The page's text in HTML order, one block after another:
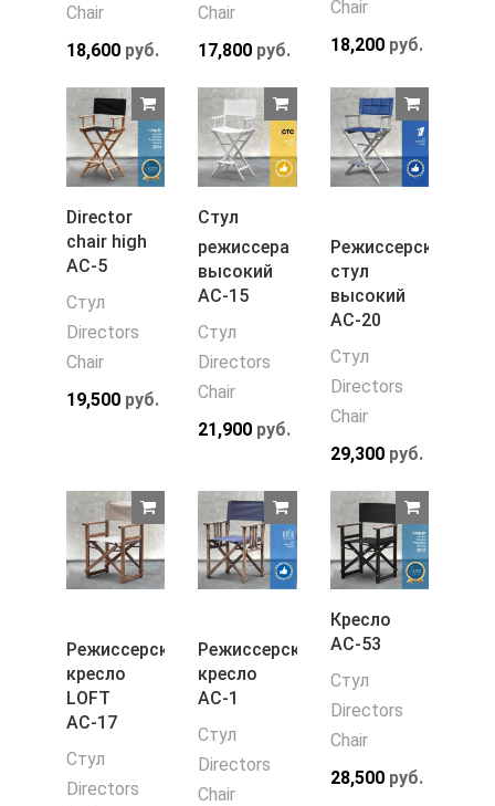
Chair
18,600 руб.
Chair
17,800 руб.
Chair
18,200руб.
Director
chair high
АС-5
Стул
Directors
Chair
19,500 руб.
Стул
режиссера
высокий
АС-15
Стул
Directors
Chair
21,900 руб.
Режиссерский
стул
высокий
АС-20
Стул
Directors
Chair
29,300руб.
Режиссерское
кресло
LOFT
АС-17
Стул
Directors
Режиссерское
кресло
АС-1
Стул
Directors
Chair
Кресло
АС-53
Стул
Directors
Chair
28,500руб.